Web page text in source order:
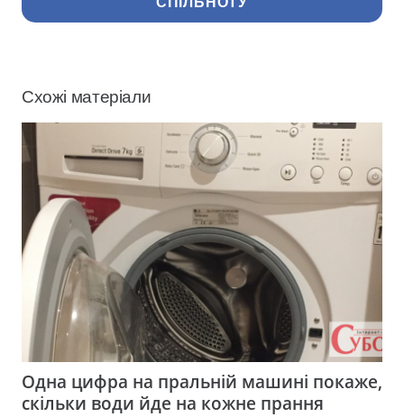
Схожі матеріали
Одна цифра на пральній машині покаже,
скільки води йде на кожне прання